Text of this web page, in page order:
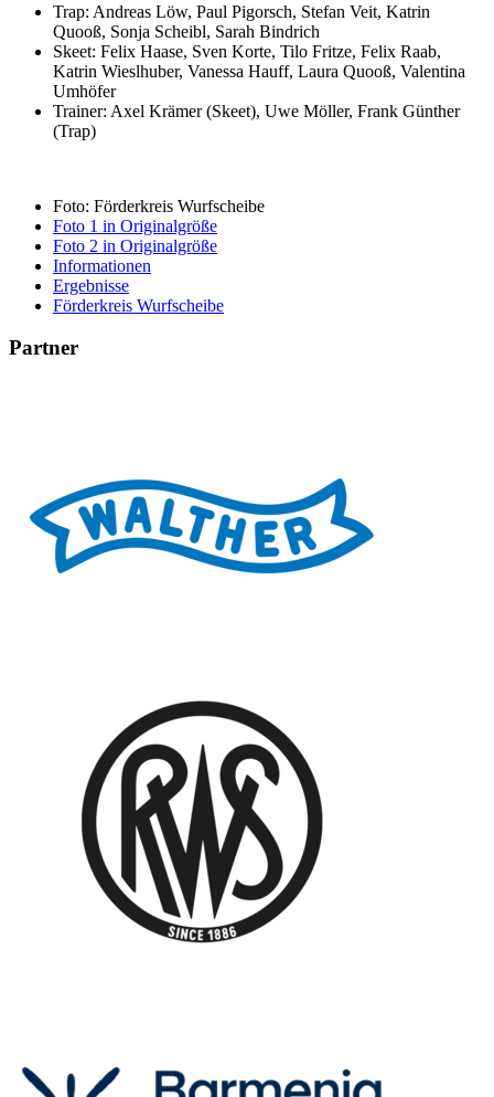
Trap: Andreas Löw, Paul Pigorsch, Stefan Veit, Katrin
Quooß, Sonja Scheibl, Sarah Bindrich
Skeet: Felix Haase, Sven Korte, Tilo Fritze, Felix Raab,
Katrin Wieslhuber, Vanessa Hauff, Laura Quooß, Valentina
Umhöfer
Trainer: Axel Krämer (Skeet), Uwe Möller, Frank Günther
(Trap)
Foto: Förderkreis Wurfscheibe
Foto 1 in Originalgröße
Foto 2 in Originalgröße
Informationen
Ergebnisse
Förderkreis Wurfscheibe
Partner